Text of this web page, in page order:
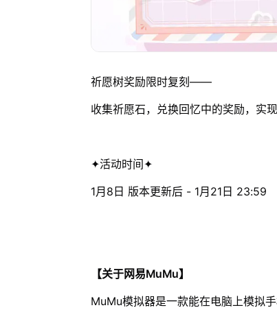
祈愿树奖励限时复刻——
收集祈愿石，兑换回忆中的奖励，实现
✦活动时间✦
1月8日 版本更新后 - 1月21日 23:59
【关于网易MuMu】
MuMu模拟器是一款能在电脑上模拟